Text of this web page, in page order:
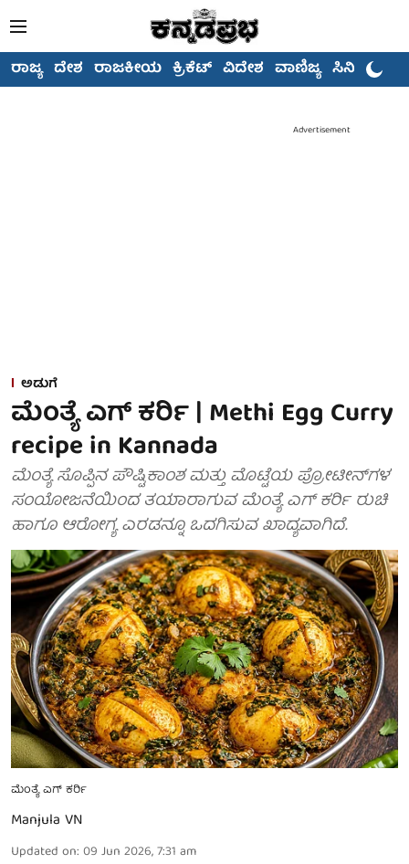
ರಾಜ್ಯ ದೇಶ ರಾಜಕೀಯ ಕ್ರಿಕೆಟ್ ವಿದೇಶ ವಾಣಿಜ್ಯ ಸಿನಿಮಾ
Advertisement
ಅಡುಗೆ
ಮೆಂತ್ಯೆ ಎಗ್ ಕರ್ರಿ | Methi Egg Curry
recipe in Kannada
ಮೆಂತ್ಯೆ ಸೊಪ್ಪಿನ ಪೌಷ್ಟಿಕಾಂಶ ಮತ್ತು ಮೊಟ್ಟೆಯ ಪ್ರೋಟೀನ್‌ಗಳ
ಸಂಯೋಜನೆಯಿಂದ ತಯಾರಾಗುವ ಮೆಂತ್ಯೆ ಎಗ್ ಕರ್ರಿ ರುಚಿ
ಹಾಗೂ ಆರೋಗ್ಯ ಎರಡನ್ನೂ ಒದಗಿಸುವ ಖಾದ್ಯವಾಗಿದೆ.
ಮೆಂತ್ಯೆ ಎಗ್ ಕರ್ರಿ
Manjula VN
Updated on: 09 Jun 2026, 7:31 am